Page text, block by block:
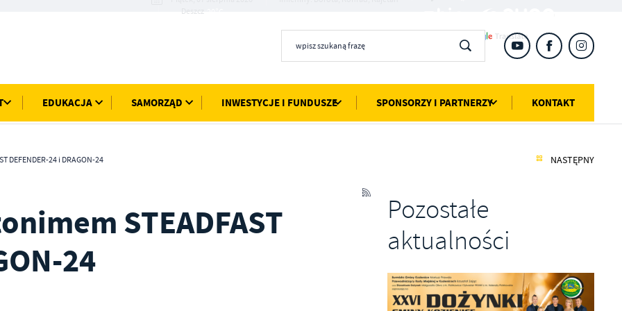
Deszcz
EDUKACJA SAMORZĄD INWESTYCJE I FUNDUSZE SPONSORZY I PARTNERZY KONTAKT
24 i DRAGON-24 NASTĘPNY
STEADFAST
24
Pozostałe
aktualności